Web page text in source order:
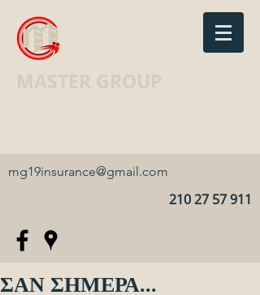
mg19insurance@gmail.com
210 27 57 911
ΣΑΝ ΣΗΜΕΡΑ...